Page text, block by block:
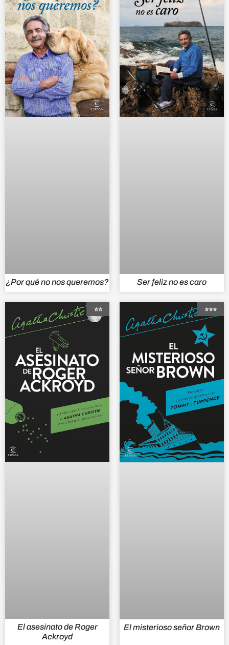
¿Por qué no nos queremos? Ser feliz no es caro
⭐⭐
El asesinato de Roger
Ackroyd
⭐⭐⭐
El misterioso señor Brown